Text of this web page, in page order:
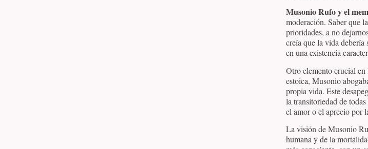
Musonio Rufo y el
moderación. Saber que
prioridades, a no
creía que la vida debería
en una existencia
Otro elemento crucial en
estoica, Musonio
propia vida. Este
la transitoriedad de
el amor o el aprecio por
La visión de Musonio
humana y de la